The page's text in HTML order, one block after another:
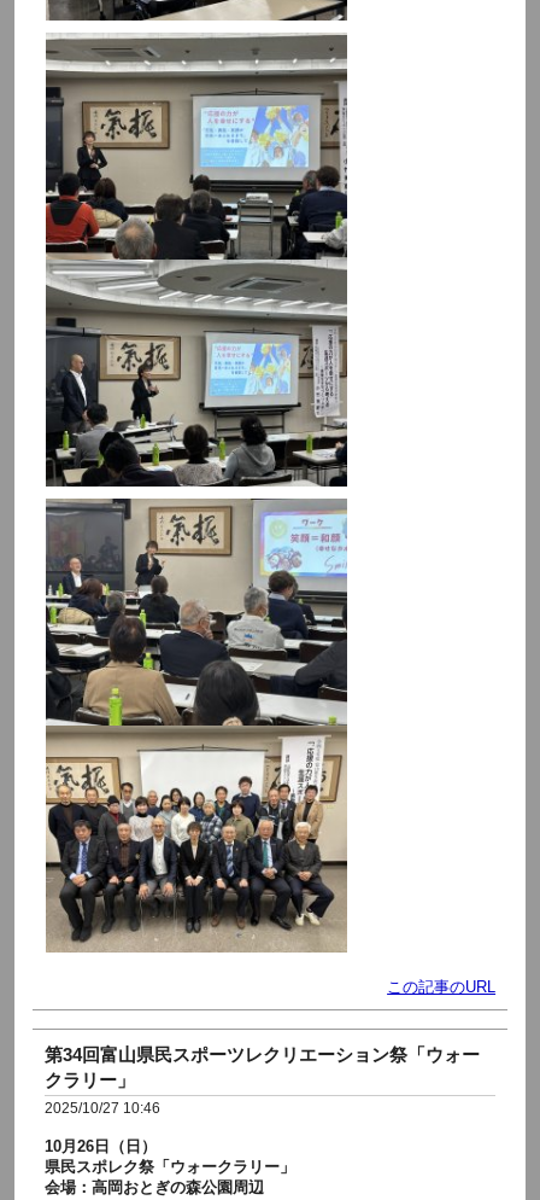
この記事のURL
第34回富山県民スポーツレクリエーション祭「ウォー
クラリー」
2025/10/27 10:46
10月26日（日）
県民スポレク祭「ウォークラリー」
会場：高岡おとぎの森公園周辺